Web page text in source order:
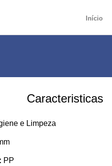
Início
Caracteristicas
e Limpeza
PP